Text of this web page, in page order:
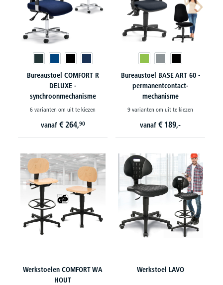
Bureaustoel COMFORT R
DELUXE -
synchroonmechanisme
6 varianten om uit te kiezen
vanaf € 264,90
Bureaustoel BASE ART 60 -
permanentcontact-
mechanisme
9 varianten om uit te kiezen
vanaf € 189,-
Werkstoelen COMFORT WA
HOUT
Werkstoel LAVO